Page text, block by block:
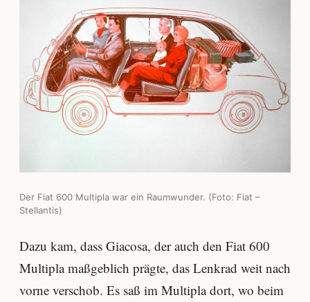
Der Fiat 600 Multipla war ein Raumwunder. (Foto: Fiat –
Stellantis)
Dazu kam, dass Giacosa, der auch den Fiat 600
Multipla maßgeblich prägte, das Lenkrad weit nach
vorne verschob. Es saß im Multipla dort, wo beim